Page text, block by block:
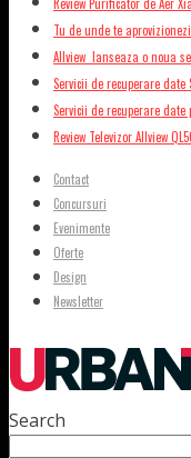
Tu de unde te
Allview lanseaza o noua
Servicii de recuperare date
Servicii de recuperare date
Review Televizor Allview
Contact
Concursuri
Evenimente
Oferte
Design
Newsletter
Search